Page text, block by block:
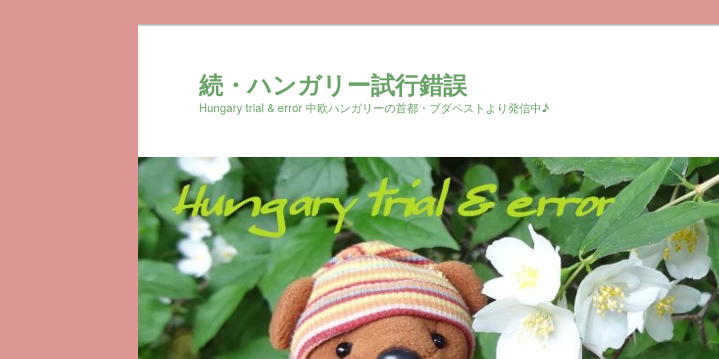
続・ハンガリー試行錯誤
Hungary trial & error 中欧ハンガリーの首都・ブダペストより発信中♪